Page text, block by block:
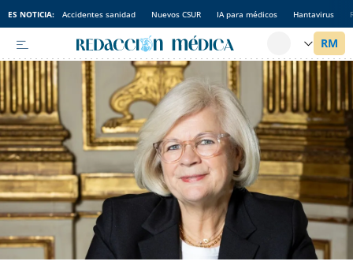
ES NOTICIA: Accidentes sanidad Nuevos CSUR IA para médicos Hantavirus